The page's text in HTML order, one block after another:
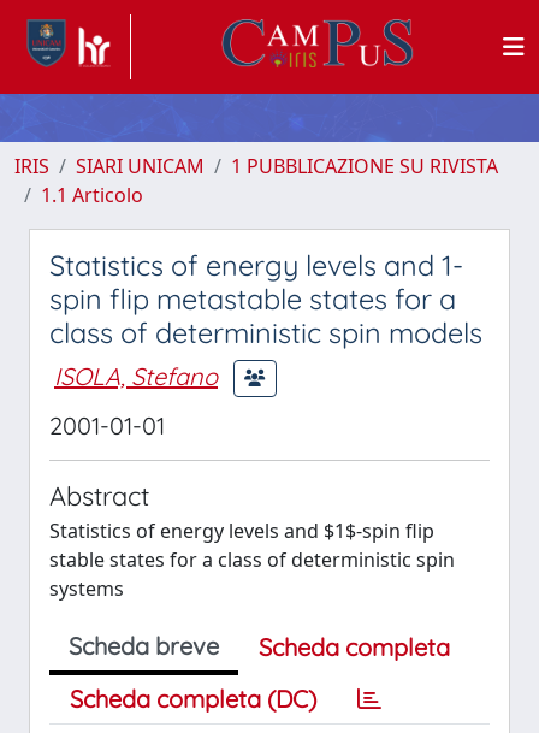
IRIS SIARI UNICAM
1 PUBBLICAZIONE SU RIVISTA
1.1 Articolo
Statistics of energy levels and 1-
spin flip metastable states for a
class of deterministic spin models
ISOLA, Stefano
2001-01-01
Abstract
Statistics of energy levels and $1$-spin flip
stable states for a class of deterministic spin
systems
Scheda breve
Scheda completa
Scheda completa (DC)